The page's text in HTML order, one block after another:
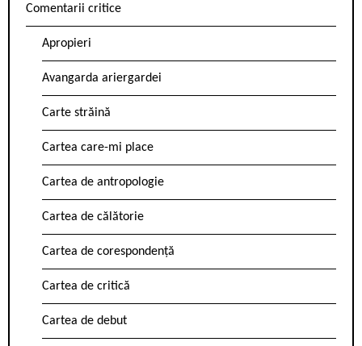
Comentarii critice
Apropieri
Avangarda ariergardei
Carte străină
Cartea care-mi place
Cartea de antropologie
Cartea de călătorie
Cartea de corespondență
Cartea de critică
Cartea de debut